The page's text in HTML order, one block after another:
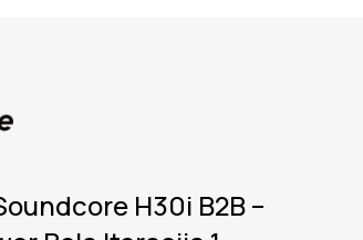
H30i B2B –